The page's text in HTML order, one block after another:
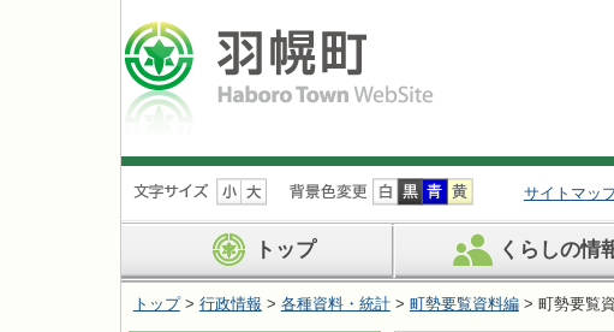
ナ
ビ
ョ
ン
を
サイトマッ
トップ くらしの情
トップ> 行政情報 > 各種資料・統計> 町勢要覧資料編> 町勢要覧資